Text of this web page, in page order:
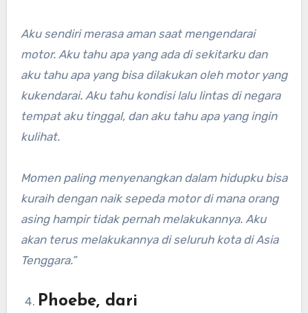
Aku sendiri merasa aman saat mengendarai
motor. Aku tahu apa yang ada di sekitarku dan
aku tahu apa yang bisa dilakukan oleh motor yang
kukendarai. Aku tahu kondisi lalu lintas di negara
tempat aku tinggal, dan aku tahu apa yang ingin
kulihat.
Momen paling menyenangkan dalam hidupku bisa
kuraih dengan naik sepeda motor di mana orang
asing hampir tidak pernah melakukannya. Aku
akan terus melakukannya di seluruh kota di Asia
Tenggara.”
Phoebe, dari